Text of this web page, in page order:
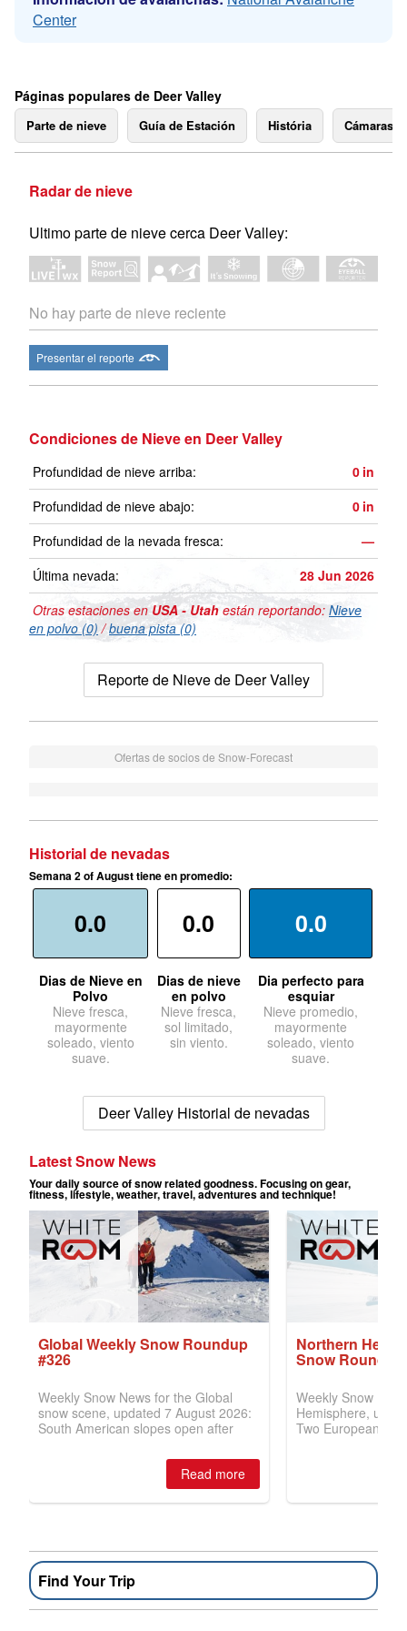
Center
Páginas populares de Deer Valley
Parte de nieve Guía de Estación História Cámaras
Radar de nieve
Ultimo parte de nieve cerca Deer Valley:
No hay parte de nieve reciente
Presentar el reporte
Condiciones de Nieve en Deer Valley
Profundidad de nieve arriba: 0 in
Profundidad de nieve abajo:
0 in
Profundidad de la nevada fresca:
—
Última nevada:
28 Jun 2026
Otras estaciones enUSA - Utah están reportando: Nieve
en polvo (0) /buena pista (0)
Reporte de Nieve de Deer Valley
Ofertas de socios de Snow-Forecast
Historial de nevadas
Semana 2 of August tiene en promedio:
0.0
Dias de Nieve en
Polvo
Nieve fresca,
mayormente
soleado, viento
suave.
0.0
Dias de nieve
en polvo
Nieve fresca,
sol limitado,
sin viento.
0.0
Dia perfecto para
esquiar
Nieve promedio,
mayormente
soleado, viento
suave.
Deer Valley Historial de nevadas
Find Your Trip